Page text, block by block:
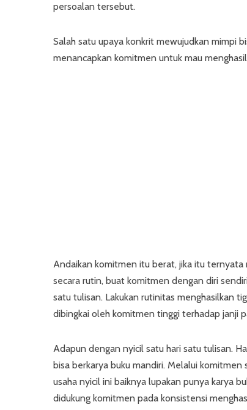
persoalan tersebut.
Salah satu upaya konkrit mewujudkan mimpi
menancapkan komitmen untuk mau
Andaikan komitmen itu berat, jika itu ternyata
secara rutin, buat komitmen dengan diri
satu tulisan. Lakukan rutinitas menghasilkan
dibingkai oleh komitmen tinggi terhadap janji
Adapun dengan nyicil satu hari satu tulisan.
bisa berkarya buku mandiri. Melalui
usaha nyicil ini baiknya lupakan punya karya
didukung komitmen pada konsistensi